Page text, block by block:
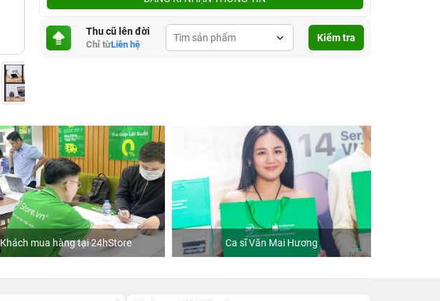
Thu cũ lên đời
Chỉ từLiên hệ
Kiểm tra
Khách mua hàng tại 24hStore Ca sĩ Văn Mai Hương